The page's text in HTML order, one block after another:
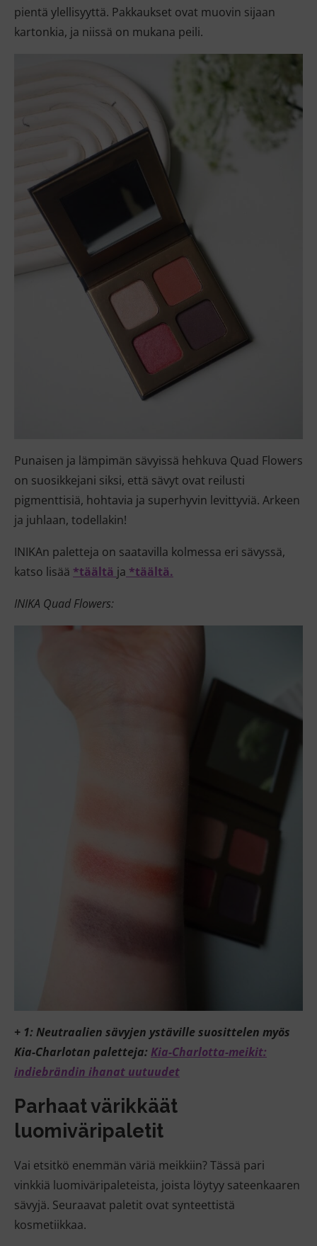
pientä ylellisyyttä. Pakkaukset ovat muovin sijaan
kartonkia, ja niissä on mukana peili.
Punaisen ja lämpimän sävyissä hehkuva Quad Flowers
on suosikkejani siksi, että sävyt ovat reilusti
pigmenttisiä, hohtavia ja superhyvin levittyviä. Arkeen
ja juhlaan, todellakin!
INIKAn paletteja on saatavilla kolmessa eri sävyssä,
katso lisää *täältä ja *täältä.
INIKA Quad Flowers:
+ 1: Neutraalien sävyjen ystäville suosittelen myös
Kia-Charlotan paletteja: Kia-Charlotta-meikit:
indiebrändin ihanat uutuudet
Parhaat värikkäät
luomiväripaletit
Vai etsitkö enemmän väriä meikkiin? Tässä pari
vinkkiä luomiväripaleteista, joista löytyy sateenkaaren
sävyjä. Seuraavat paletit ovat synteettistä
kosmetiikkaa.